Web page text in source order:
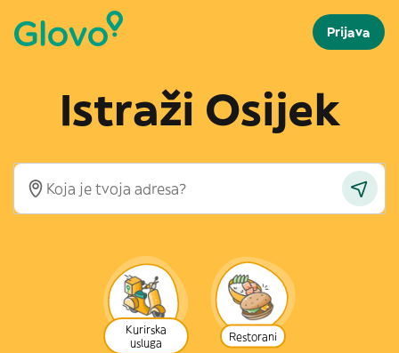
Prijava
Istraži Osijek
Kurirska
usluga
Restorani